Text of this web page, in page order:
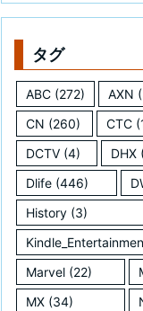
タグ
ABC (272) AXN
CN (260) CTC
DCTV (4) DHX
Dlife (446)
History (3)
Marvel (22)
MX (34)